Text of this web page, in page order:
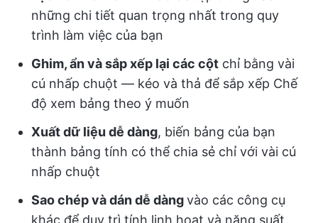
những chi tiết quan trọng nhất trong quy
trình làm việc của bạn
Ghim, ẩn và sắp xếp lại các cột chỉ bằng vài
cú nhấp chuột — kéo và thả để sắp xếp Chế
độ xem bảng theo ý muốn
Xuất dữ liệu dễ dàng, biến bảng của bạn
thành bảng tính có thể chia sẻ chỉ với vài cú
nhấp chuột
Sao chép và dán dễ dàngvào các công cụ
khác để duy trì tính linh hoạt và năng suất